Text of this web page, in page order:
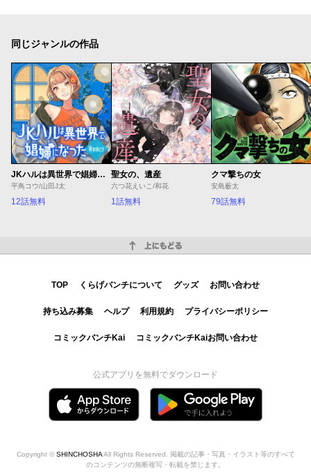
同じジャンルの作品
JKハルは異世界で娼婦になった Winter
平鳥コウ/山田J太
12話無料
聖女の、遺産
六つ花えいこ/和花
1話無料
クマ撃ちの女
安島薮太
79話無料
TOP くらげバンチについて グッズ お問い合わせ
持ち込み募集 ヘルプ 利用規約 プライバシーポリシー
コミックバンチKai コミックバンチKaiお問い合わせ
公式アプリを無料でダウンロード
Copyright © SHINCHOSHAAll Rights Reserved. 掲載の記事・写真・イラスト等のすべて
のコンテンツの無断複写・転載を禁じます。